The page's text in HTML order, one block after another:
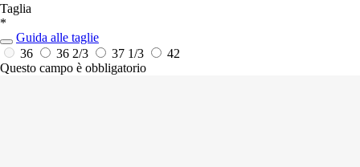
Taglia
*
Guida alle taglie
36
36 2/3 37 1/3
42
Questo campo è obbligatorio